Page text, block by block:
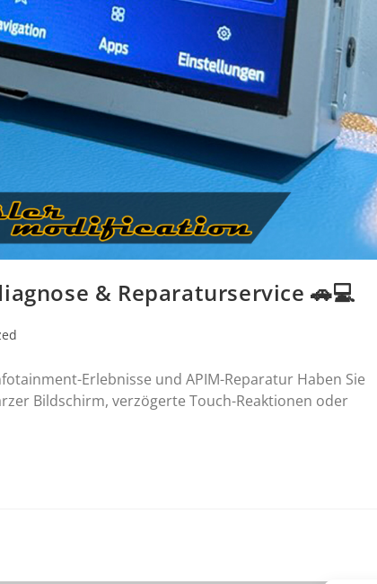
& Reparaturservice 🚗💻
Erlebnisse und APIM-Reparatur Haben Sie
Bildschirm, verzögerte Touch-Reaktionen oder